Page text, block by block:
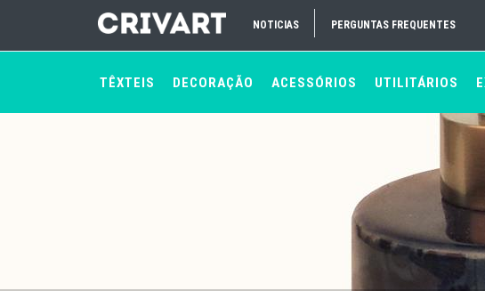
NOTICIAS PERGUNTAS FREQUENTES
TÊXTEIS DECORAÇÃO ACESSÓRIOS UTILITÁRIOS